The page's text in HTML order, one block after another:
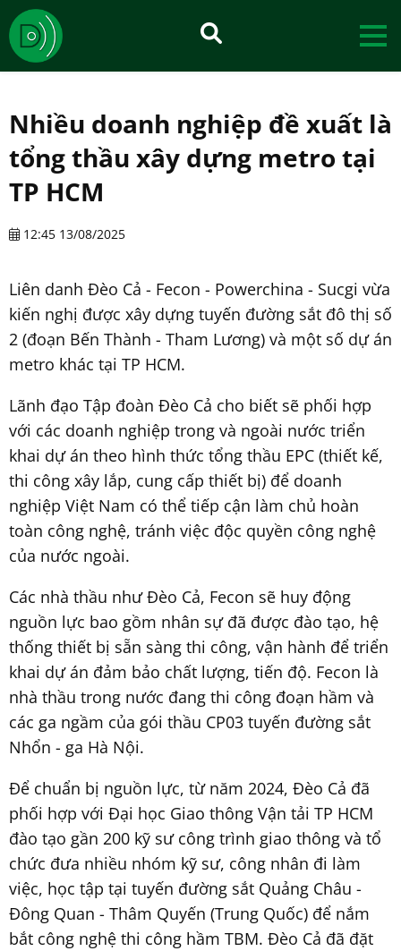
Nhiều doanh nghiệp đề xuất là
tổng thầu xây dựng metro tại
TP HCM
12:45 13/08/2025
Liên danh Đèo Cả - Fecon - Powerchina - Sucgi vừa
kiến nghị được xây dựng tuyến đường sắt đô thị số
2 (đoạn Bến Thành - Tham Lương) và một số dự án
metro khác tại TP HCM.
Lãnh đạo Tập đoàn Đèo Cả cho biết sẽ phối hợp
với các doanh nghiệp trong và ngoài nước triển
khai dự án theo hình thức tổng thầu EPC (thiết kế,
thi công xây lắp, cung cấp thiết bị) để doanh
nghiệp Việt Nam có thể tiếp cận làm chủ hoàn
toàn công nghệ, tránh việc độc quyền công nghệ
của nước ngoài.
Các nhà thầu như Đèo Cả, Fecon sẽ huy động
nguồn lực bao gồm nhân sự đã được đào tạo, hệ
thống thiết bị sẵn sàng thi công, vận hành để triển
khai dự án đảm bảo chất lượng, tiến độ. Fecon là
nhà thầu trong nước đang thi công đoạn hầm và
các ga ngầm của gói thầu CP03 tuyến đường sắt
Nhổn - ga Hà Nội.
Để chuẩn bị nguồn lực, từ năm 2024, Đèo Cả đã
phối hợp với Đại học Giao thông Vận tải TP HCM
đào tạo gần 200 kỹ sư công trình giao thông và tổ
chức đưa nhiều nhóm kỹ sư, công nhân đi làm
việc, học tập tại tuyến đường sắt Quảng Châu -
Đông Quan - Thâm Quyến (Trung Quốc) để nắm
bắt công nghệ thi công hầm TBM. Đèo Cả đã đặt